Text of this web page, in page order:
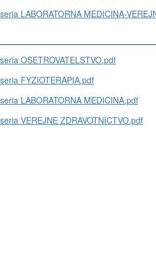
LABORATORNA MEDICINA-
OSETROVATELSTVO.pdf
FYZIOTERAPIA.pdf
LABORATORNA MEDICINA.pdf
VEREJNE ZDRAVOTNICTVO.pdf